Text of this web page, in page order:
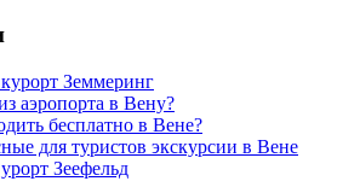
Земмеринг
аэропорта в Вену?
бесплатно в Вене?
для туристов экскурсии в Вене
Зеефельд